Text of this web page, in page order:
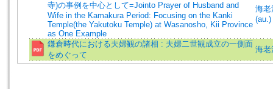
寺)の事例を中心として=Jointo Prayer of Husband and
Wife in the Kamakura Period: Focusing on the Kanki
Temple(the Yakutoku Temple) at Wasanosho, Kii Province
as One Example
海老
(au.)
鎌倉時代における夫婦観の諸相 : 夫婦二世観成立の一側面
をめぐって
海老